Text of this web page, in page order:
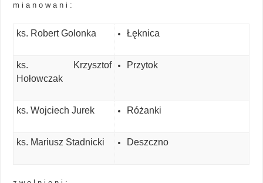
m i a n o w a n i :
ks. Robert Golonka Łęknica
ks. Krzysztof
Hołowczak
Przytok
ks. Wojciech Jurek Różanki
ks. Mariusz Stadnicki Deszczno